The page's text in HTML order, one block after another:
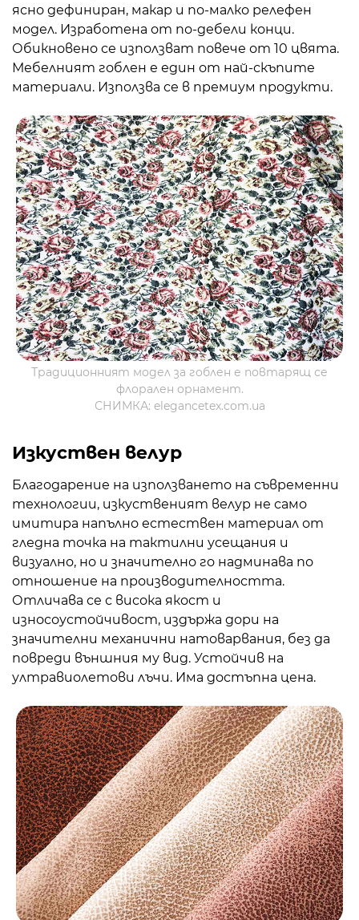
ясно дефиниран, макар и по-малко релефен
модел. Изработена от по-дебели конци.
Обикновено се използват повече от 10 цвята.
Мебелният гоблен е един от най-скъпите
материали. Използва се в премиум продукти.
Традиционният модел за гоблен е повтарящ се
флорален орнамент.
СНИМКА: elegancetex.com.ua
Изкуствен велур
Благодарение на използването на съвременни
технологии, изкуственият велур не само
имитира напълно естествен материал от
гледна точка на тактилни усещания и
визуално, но и значително го надминава по
отношение на производителността.
Отличава се с висока якост и
износоустойчивост, издържа дори на
значителни механични натоварвания, без да
повреди външния му вид. Устойчив на
ултравиолетови лъчи. Има достъпна цена.